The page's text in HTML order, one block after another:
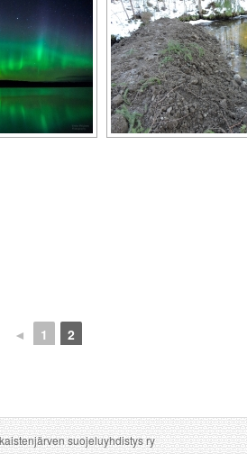
◄ 1 2
suojeluyhdistys ry